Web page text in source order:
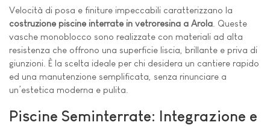
Velocità di posa e finiture impeccabili caratterizzano la
costruzione piscine interrate in vetroresina a Arola. Queste
vasche monoblocco sono realizzate con materiali ad alta
resistenza che offrono una superficie liscia, brillante e priva di
giunzioni. È la scelta ideale per chi desidera un cantiere rapido
ed una manutenzione semplificata, senza rinunciare a
un’estetica moderna e pulita.
Piscine Seminterrate: Integrazione e